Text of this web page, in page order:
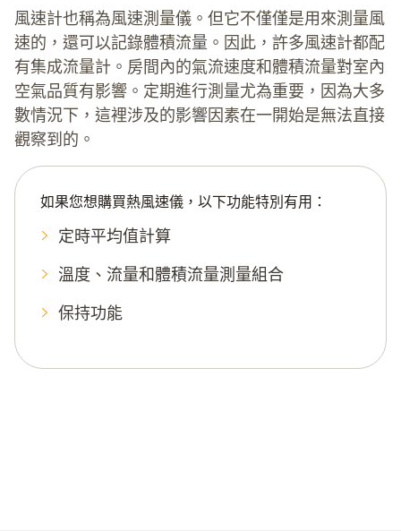
風速計也稱為風速測量儀。但它不僅僅是用來測量風
速的，還可以記錄體積流量。因此，許多風速計都配
有集成流量計。房間內的氣流速度和體積流量對室內
空氣品質有影響。定期進行測量尤為重要，因為大多
數情況下，這裡涉及的影響因素在一開始是無法直接
觀察到的。
如果您想購買熱風速儀，以下功能特別有用：
定時平均值計算
溫度、流量和體積流量測量組合
保持功能